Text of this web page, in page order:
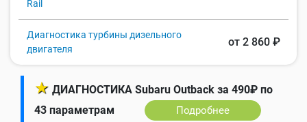
Rail
Диагностика турбины дизельного
двигателя
от 2 860 ₽
★ ДИАГНОСТИКА Subaru Outback за 490₽ по
43 параметрам
Подробнее